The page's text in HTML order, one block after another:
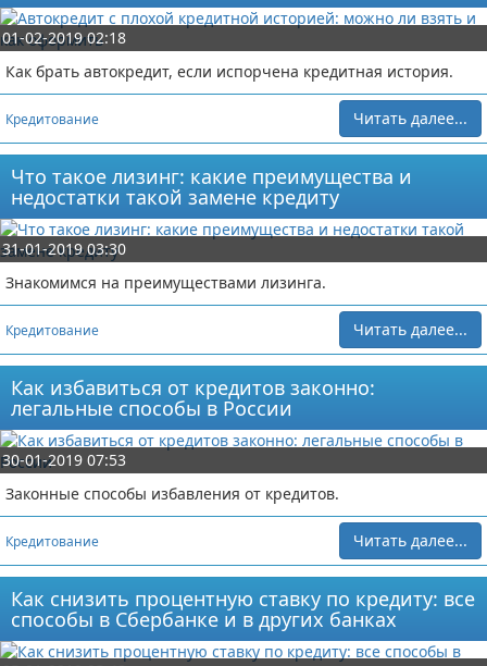
01-02-2019 02:18
Как брать автокредит, если испорчена кредитная история.
Кредитование Читать далее...
Что такое лизинг: какие преимущества и
недостатки такой замене кредиту
31-01-2019 03:30
Знакомимся на преимуществами лизинга.
Кредитование Читать далее...
Как избавиться от кредитов законно:
легальные способы в России
30-01-2019 07:53
Законные способы избавления от кредитов.
Кредитование Читать далее...
Как снизить процентную ставку по кредиту: все
способы в Сбербанке и в других банках